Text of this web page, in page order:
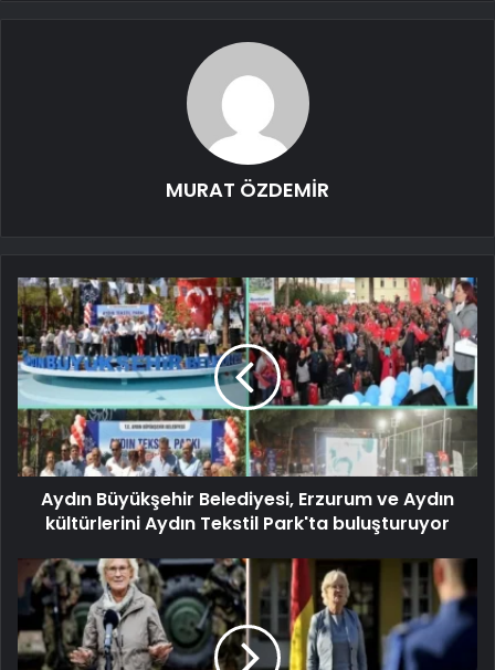
MURAT ÖZDEMİR
Aydın Büyükşehir Belediyesi, Erzurum ve Aydın
kültürlerini Aydın Tekstil Park'ta buluşturuyor